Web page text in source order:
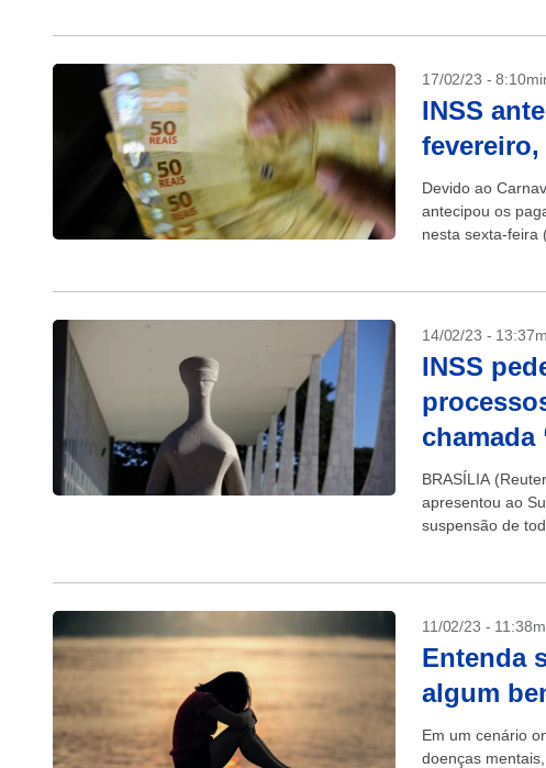
17/02/23 -
INSS
Devido ao
antecipou os
nesta sexta-feira
14/02/23 -
INSS
chamada
BRASÍLIA
apresentou ao
suspensão de
11/02/23 -
Entenda
algum
Em um cenário
doenças